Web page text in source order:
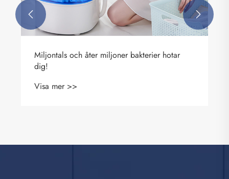
Miljontals och åter miljoner bakterier hotar
dig!
Visa mer >>
 